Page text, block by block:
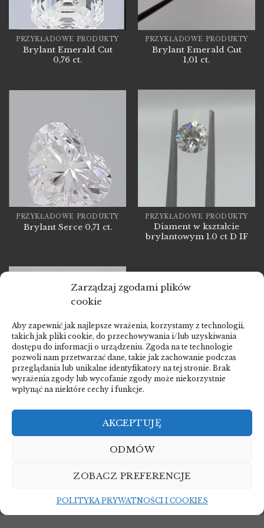
Zarządzaj zgodami plików
cookie
Aby zapewnić jak najlepsze wrażenia, korzystamy z technologii,
takich jak pliki cookie, do przechowywania i/lub uzyskiwania
dostępu do informacji o urządzeniu. Zgoda na te technologie
pozwoli nam przetwarzać dane, takie jak zachowanie podczas
przeglądania lub unikalne identyfikatory na tej stronie. Brak
wyrażenia zgody lub wycofanie zgody może niekorzystnie
wpłynąć na niektóre cechy i funkcje.
AKCEPTUJĘ
ODMÓW
ZOBACZ PREFERENCJE
POLITYKA PRYWATNOŚCI I COOKIES
PRZYKŁADOWE PRODUKTY
Brylant Emerald Cut
0,76 ct.
PRZYKŁADOWE PRODUKTY
Brylant Emerald Cut
1,01 ct.
PRZYKŁADOWE PRODUKTY
Brylant Serce 0,71 ct.
PRZYKŁADOWE PRODUKTY
Diament w kształcie
brylantowym 1.0 ct D IF
PRZYKŁADOWE PRODUKTY
STRONA GŁÓWNA
DLACZEGO WARTO INWESTOWAĆ
POLITYKA PRYWATNOŚCI I COOKIES
KONTAKT
© 2026 Diamond Atelier. Wszelkie prawa zastrzeżone.